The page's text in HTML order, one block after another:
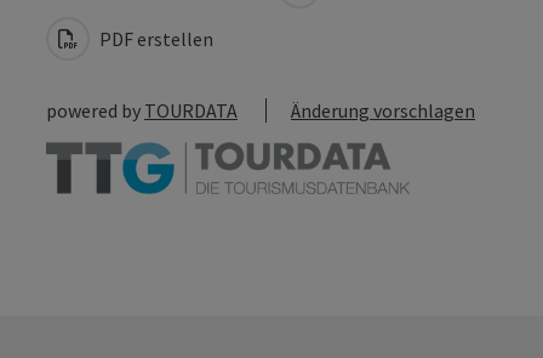
PDF erstellen
powered by TOURDATA Änderung vorschlagen